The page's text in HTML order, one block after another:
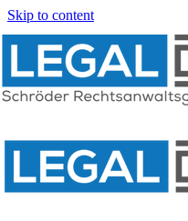
Skip to content